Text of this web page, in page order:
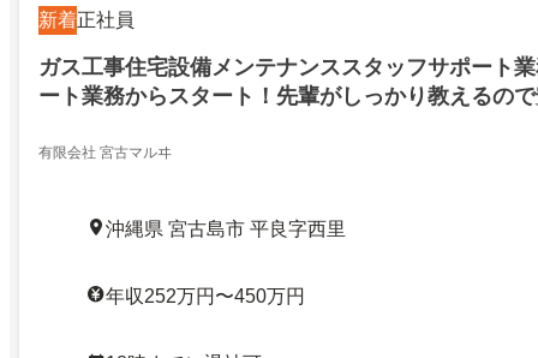
新着正社員
ガス工事住宅設備メンテナンススタッフサポート
ート業務からスタート！先輩がしっかり教えるの
有限会社 宮古マルヰ
沖縄県 宮古島市 平良字西里
年収252万円〜450万円